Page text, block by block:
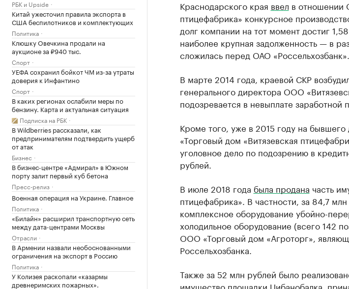
РБК и Upside
Китай ужесточил правила экспорта в
США беспилотников и комплектующих
Политика
Клюшку Овечкина продали на
аукционе за ₽940 тыс.
Спорт
УЕФА сохранил бойкот ЧМ из-за утраты
доверия к Инфантино
Спорт
В каких регионах ослабили меры по
бензину. Карта и актуальная ситуация
Подписка на РБК
В Wildberries рассказали, как
предпринимателям подтвердить ущерб
от атак
Бизнес
В бизнес-центре «Адмирал» в Южном
порту залит первый куб бетона
Пресс-релиз
Военная операция на Украине. Главное
Политика
«Билайн» расширил транспортную сеть
между дата-центрами Москвы
Отрасли
В Армении назвали необоснованными
ограничения на экспорт в Россию
Политика
У Колизея раскопали «казармы
древнеримских пожарных».
Краснодарского края ввел в отношении
птицефабрика» конкурсное
долг компании на тот момент достиг
наиболее крупная задолженность — в
сложилась перед ОАО «Россельхозбанк».
В марте 2014 года, краевой СКР
генерального директора ООО
подозревается в невыплате
Кроме того, уже в 2015 году на
«Торговый дом «Витязевская
уголовное дело по подозрению в
рублей.
В июле 2018 года была продана часть
птицефабрика». В частности, за 84,7
комплексное оборудование убойно-
холодильное оборудование (всего 142
ООО «Торговый дом «Агроторг»,
Россельхозбанка.
Также за 52 млн рублей было
имущество площадки Цибанобалка,